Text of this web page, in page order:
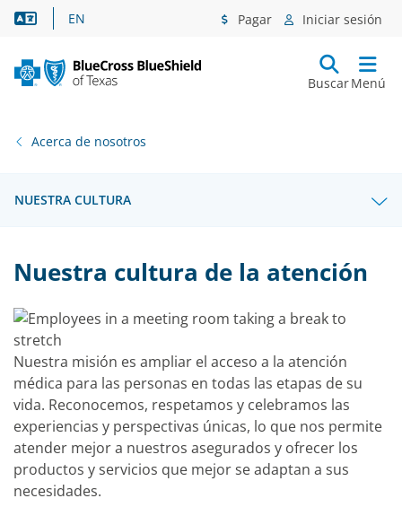
Asistencia lingüística
EN Pagar Iniciar sesión
BuscarMenú
Acerca de nosotros
NUESTRA CULTURA
Nuestra cultura de la atención
Nuestra misión es ampliar el acceso a la atención
médica para las personas en todas las etapas de su
vida. Reconocemos, respetamos y celebramos las
experiencias y perspectivas únicas, lo que nos permite
atender mejor a nuestros asegurados y ofrecer los
productos y servicios que mejor se adaptan a sus
necesidades.